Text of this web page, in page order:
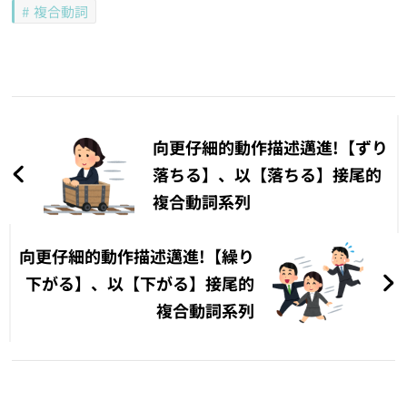
複合動詞
導
向更仔細的動作描述邁進!【ずり
落ちる】、以【落ちる】接尾的
複合動詞系列
向更仔細的動作描述邁進!【繰り
下がる】、以【下がる】接尾的
複合動詞系列